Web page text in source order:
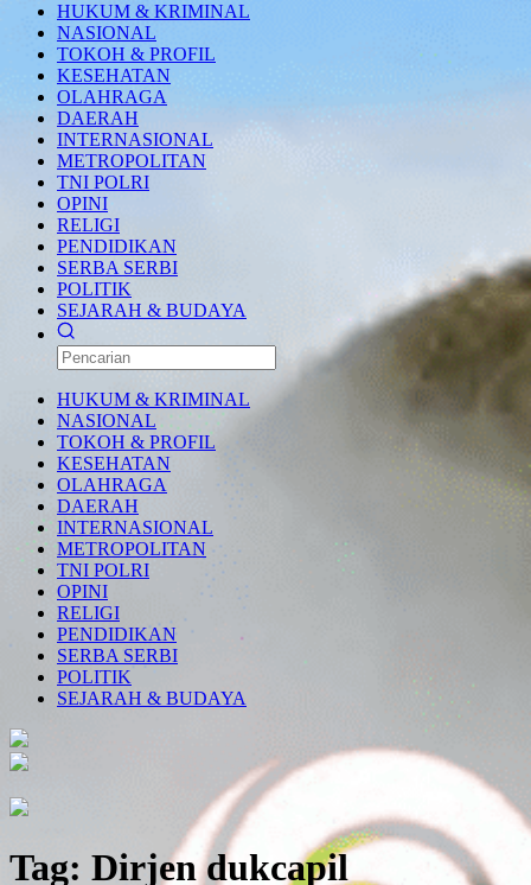
HUKUM & KRIMINAL
NASIONAL
TOKOH & PROFIL
KESEHATAN
OLAHRAGA
DAERAH
INTERNASIONAL
METROPOLITAN
TNI POLRI
OPINI
RELIGI
PENDIDIKAN
SERBA SERBI
POLITIK
SEJARAH & BUDAYA
HUKUM & KRIMINAL
NASIONAL
TOKOH & PROFIL
KESEHATAN
OLAHRAGA
DAERAH
INTERNASIONAL
METROPOLITAN
TNI POLRI
OPINI
RELIGI
PENDIDIKAN
SERBA SERBI
POLITIK
SEJARAH & BUDAYA
Tag: Dirjen dukcapil